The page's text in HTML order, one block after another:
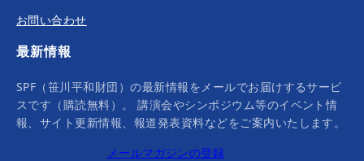
お問い合わせ
最新情報
SPF（笹川平和財団）の最新情報をメールでお届けするサービ
スです（購読無料）。 講演会やシンポジウム等のイベント情
報、サイト更新情報、報道発表資料などをご案内いたします。
メールマガジンの登録